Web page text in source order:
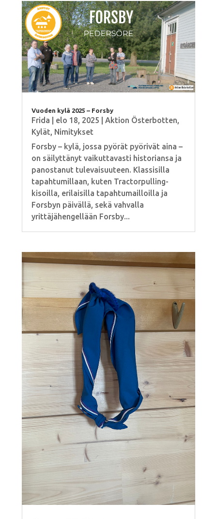
Vuoden kylä 2025 – Forsby
Frida elo 18, 2025 Aktion Österbotten,
Kylät, Nimitykset
Forsby – kylä, jossa pyörät pyörivät aina –
on säilyttänyt vaikuttavasti historiansa ja
panostanut tulevaisuuteen. Klassisilla
tapahtumillaan, kuten Tractorpulling-
kisoilla, erilaisilla tapahtumailloilla ja
Forsbyn päivällä, sekä vahvalla
yrittäjähengellään Forsby...